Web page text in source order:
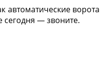
автоматические
сегодня — звоните.